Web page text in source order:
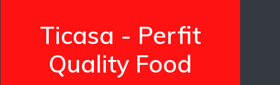
Ticasa - Perfit
Quality Food